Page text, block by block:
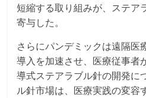
短縮する取り組みが、ステア
寄与した。
さらにパンデミックは遠隔医
導入を加速させ、医療従事者
導式ステアラブル針の開発に
ル針市場は、医療実践の変容